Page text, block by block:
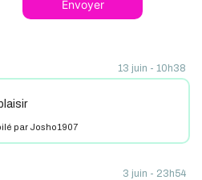
Envoyer
13 juin - 10h38
par Josho1907
3 juin - 23h54